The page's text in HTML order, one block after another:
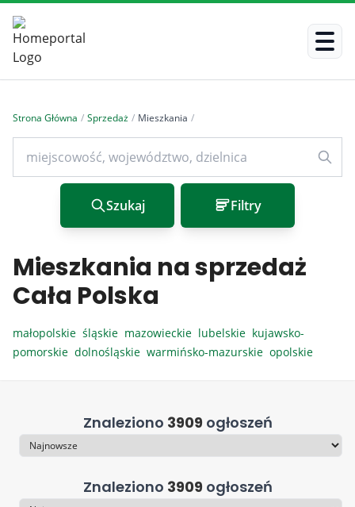
Strona Główna / Sprzedaż / Mieszkania /
Szukaj Filtry
Mieszkania na sprzedaż
Cała Polska
małopolskie śląskie mazowieckie lubelskie kujawsko-
pomorskie dolnośląskie warmińsko-mazurskie opolskie
Znaleziono 3909 ogłoszeń
Sortowanie
Znaleziono 3909 ogłoszeń